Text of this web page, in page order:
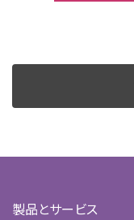
製品とサービス